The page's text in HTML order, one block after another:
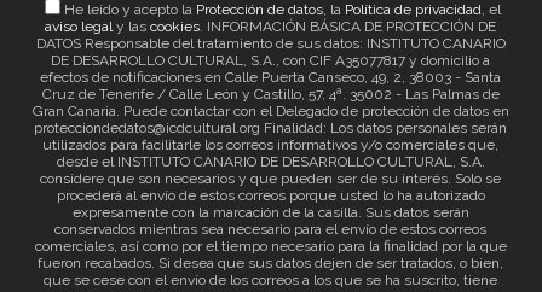
He leído y acepto la Protección de datos, la Política de privacidad, el
aviso legaly lascookies. INFORMACIÓN BÁSICA DE PROTECCIÓN DE
DATOS Responsable del tratamiento de sus datos: INSTITUTO CANARIO
DE DESARROLLO CULTURAL, S.A., con CIF A35077817 y domicilio a
efectos de notificaciones en Calle Puerta Canseco, 49, 2, 38003 - Santa
Cruz de Tenerife / Calle León y Castillo, 57, 4ª. 35002 - Las Palmas de
Gran Canaria. Puede contactar con el Delegado de protección de datos en
protecciondedatos@icdcultural.org Finalidad: Los datos personales serán
utilizados para facilitarle los correos informativos y/o comerciales que,
desde el INSTITUTO CANARIO DE DESARROLLO CULTURAL, S.A.
considere que son necesarios y que pueden ser de su interés. Solo se
procederá al envío de estos correos porque usted lo ha autorizado
expresamente con la marcación de la casilla. Sus datos serán
conservados mientras sea necesario para el envío de estos correos
comerciales, así como por el tiempo necesario para la finalidad por la que
fueron recabados. Si desea que sus datos dejen de ser tratados, o bien,
que se cese con el envío de los correos a los que se ha suscrito, tiene